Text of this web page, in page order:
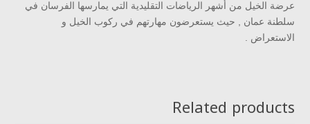
عرضة الخيل من أشهر الرياضات التقليدية التي يمارسها الفرسان في
سلطنة عمان , حيث يستعرضون مهارتهم في ركوب الخيل و
الاستعراض .
Related products